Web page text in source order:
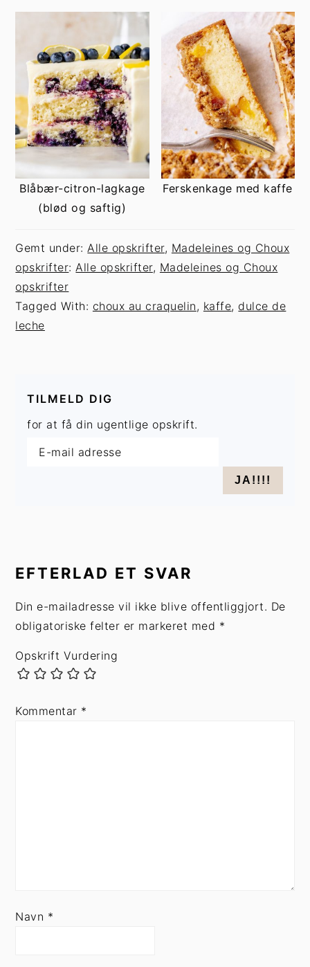
Blåbær-citron-lagkage
(blød og saftig)
Ferskenkage med kaffe
Gemt under:Alle opskrifter, Madeleines og Choux
opskrifter:Alle opskrifter, Madeleines og Choux
opskrifter
Tagged With: choux au craquelin, kaffe, dulce de
leche
TILMELD DIG
for at få din ugentlige opskrift.
MED
LÆSERE
EFTERLAD ET SVAR
Din e-mailadresse vil ikke blive offentliggjort. De
obligatoriske felter er markeret med *
Opskrift Vurdering
Kommentar *
Navn *